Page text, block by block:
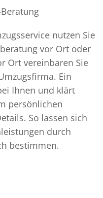
nutzen Sie
vor Ort oder
Ort vereinbaren Sie
Ein
Ihnen und klärt
persönlichen
So lassen sich
durch
bestimmen.